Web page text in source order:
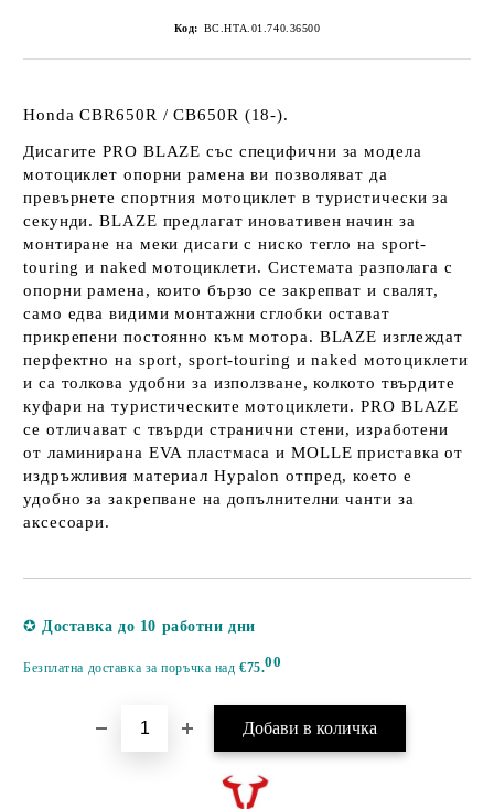
Код: BC.HTA.01.740.36500
Honda CBR650R / CB650R (18-).
Дисагите PRO BLAZE със специфични за модела
мотоциклет опорни рамена ви позволяват да
превърнете спортния мотоциклет в туристически за
секунди. BLAZE предлагат иновативен начин за
монтиране на меки дисаги с ниско тегло на sport-
touring и naked мотоциклети. Системата разполага с
опорни рамена, които бързо се закрепват и свалят,
само едва видими монтажни сглобки остават
прикрепени постоянно към мотора. BLAZE изглеждат
перфектно на sport, sport-touring и naked мотоциклети
и са толкова удобни за използване, колкото твърдите
куфари на туристическите мотоциклети. PRO BLAZE
се отличават с твърди странични стени, изработени
от ламинирана EVA пластмаса и MOLLE приставка от
издръжливия материал Hypalon отпред, което е
удобно за закрепване на допълнителни чанти за
аксесоари.
✪ Доставка до 10 работни дни
Безплатна доставка за поръчка над€75.00